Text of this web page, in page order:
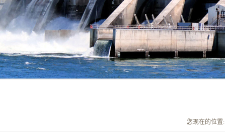
您现在的位置: